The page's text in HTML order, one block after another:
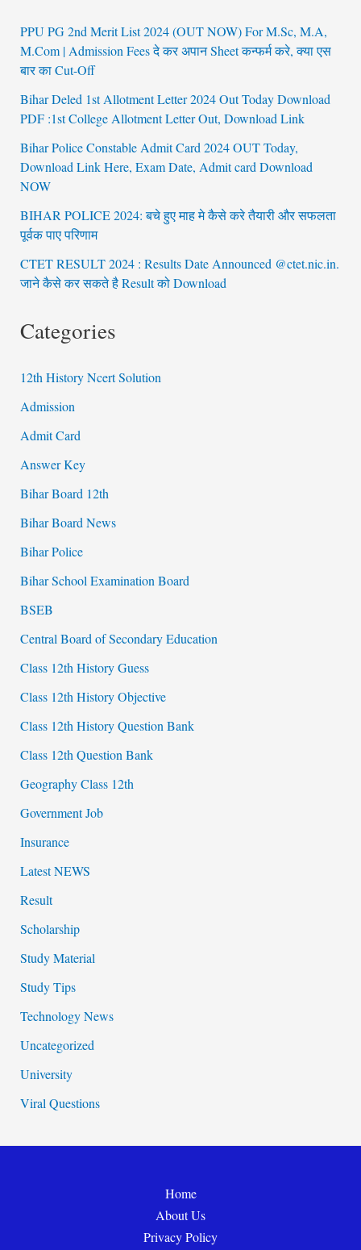
PPU PG 2nd Merit List 2024 (OUT NOW) For M.Sc, M.A,
M.Com | Admission Fees दे कर अपान Sheet कन्फर्म करे, क्या एस
बार का Cut-Off
Bihar Deled 1st Allotment Letter 2024 Out Today Download
PDF :1st College Allotment Letter Out, Download Link
Bihar Police Constable Admit Card 2024 OUT Today,
Download Link Here, Exam Date, Admit card Download
NOW
BIHAR POLICE 2024: बचे हुए माह मे कैसे करे तैयारी और सफलता
पूर्वक पाए परिणाम
CTET RESULT 2024 : Results Date Announced @ctet.nic.in.
जाने कैसे कर सकते है Result को Download
Categories
12th History Ncert Solution
Admission
Admit Card
Answer Key
Bihar Board 12th
Bihar Board News
Bihar Police
Bihar School Examination Board
BSEB
Central Board of Secondary Education
Class 12th History Guess
Class 12th History Objective
Class 12th History Question Bank
Class 12th Question Bank
Geography Class 12th
Government Job
Insurance
Latest NEWS
Result
Scholarship
Study Material
Study Tips
Technology News
Uncategorized
University
Viral Questions
Home
About Us
Privacy Policy